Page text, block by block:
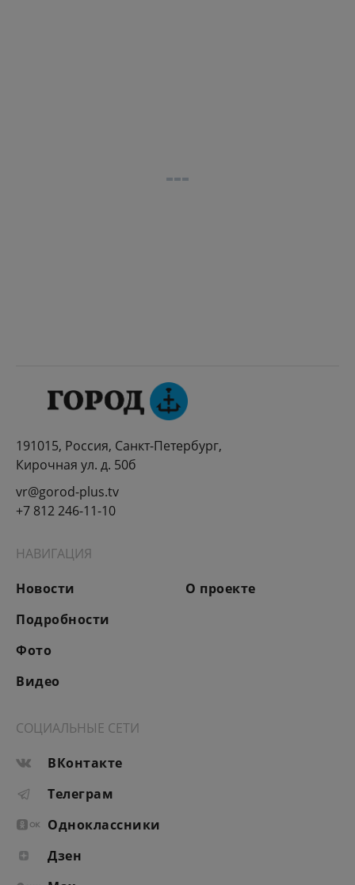
191015, Россия, Санкт-Петербург,
Кирочная ул. д. 50б
vr@gorod-plus.tv
+7 812 246-11-10
НАВИГАЦИЯ
Новости
Подробности
Фото
Видео
О проекте
СОЦИАЛЬНЫЕ СЕТИ
ВКонтакте
Телеграм
Одноклассники
Дзен